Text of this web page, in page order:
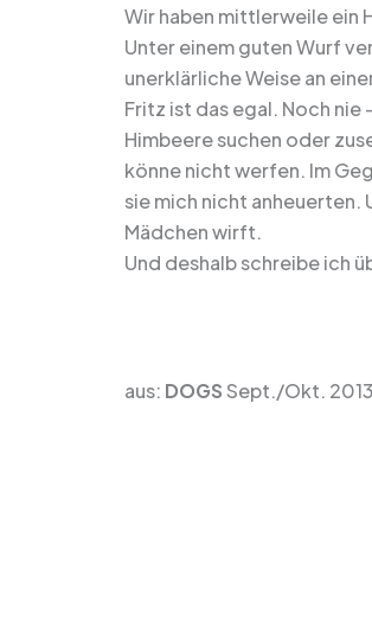
Wir haben mittlerweile ein
Unter einem guten Wurf
unerklärliche Weise an
Fritz ist das egal. Noch
Himbeere suchen oder
könne nicht werfen. Im
sie mich nicht anheuerten.
Mädchen wirft.
Und deshalb schreibe ich
aus: DOGS Sept./Okt. 2013